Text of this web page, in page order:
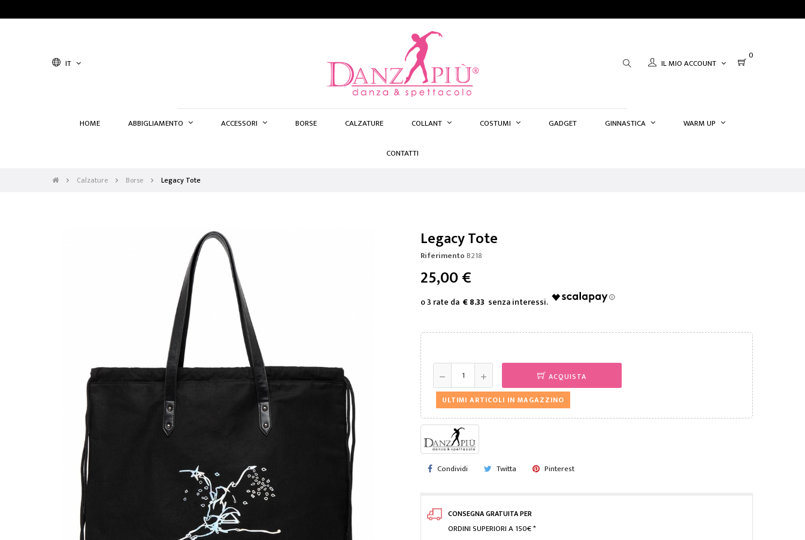
IT IL MIO ACCOUNT
0
HOME ABBIGLIAMENTO ACCESSORI BORSE CALZATURE COLLANT COSTUMI GADGET GINNASTICA WARM UP
CONTATTI
Calzature Borse Legacy Tote
Legacy Tote
RiferimentoB218
25,00 €
€ 8.33
ACQUISTA
ULTIMI ARTICOLI IN MAGAZZINO
Condividi Twitta Pinterest
CONSEGNA GRATUITA PER
ORDINI SUPERIORI A 150€ *